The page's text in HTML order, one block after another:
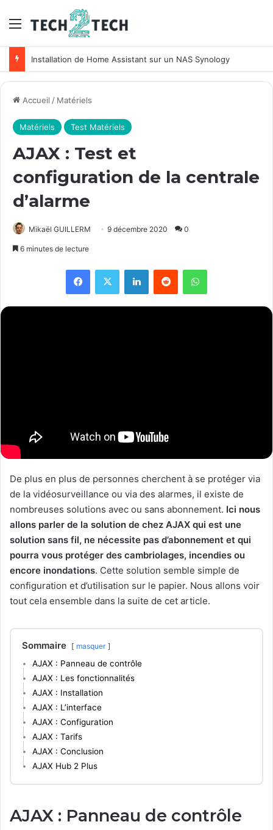
Menu
Accueil / Matériels
Matériels Test Matériels
AJAX : Test et
configuration de la centrale
d’alarme
Mikaël GUILLERM 9 décembre 2020 0
6 minutes de lecture
Facebook
X LinkedinReddit WhatsApp
De plus en plus de personnes cherchent à se protéger via
de la vidéosurveillance ou via des alarmes, il existe de
nombreuses solutions avec ou sans abonnement. Ici nous
allons parler de la solution de chez AJAX qui est une
solution sans fil, ne nécessite pas d’abonnement et qui
pourra vous protéger des cambriolages, incendies ou
encore inondations. Cette solution semble simple de
configuration et d’utilisation sur le papier. Nous allons voir
tout cela ensemble dans la suite de cet article.
Sommaire masquer
AJAX : Panneau de contrôle
AJAX : Les fonctionnalités
AJAX : Installation
AJAX : L’interface
AJAX : Configuration
AJAX : Tarifs
AJAX : Conclusion
AJAX Hub 2 Plus
AJAX : Panneau de contrôle